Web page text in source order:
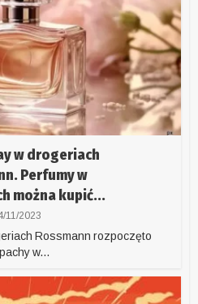
w drogeriach
Perfumy w
można kupić...
11/2023
Rossmann rozpoczęto
w...